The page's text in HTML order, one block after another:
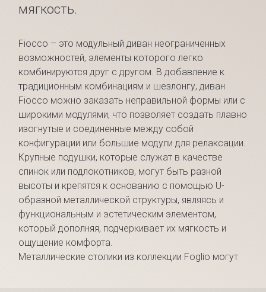
мягкость.
Fiocco – это модульный диван неограниченных
возможностей, элементы которого легко
комбинируются друг с другом. В добавление к
традиционным комбинациям и шезлонгу, диван
Fiocco можно заказать неправильной формы или с
широкими модулями, что позволяет создать плавно
изогнутые и соединенные между собой
конфигурации или большие модули для релаксации.
Крупные подушки, которые служат в качестве
спинок или подлокотников, могут быть разной
высоты и крепятся к основанию с помощью U-
образной металлической структуры, являясь и
функциональным и эстетическим элементом,
который дополняя, подчеркивает их мягкость и
ощущение комфорта.
Металлические столики из коллекции Foglio могут